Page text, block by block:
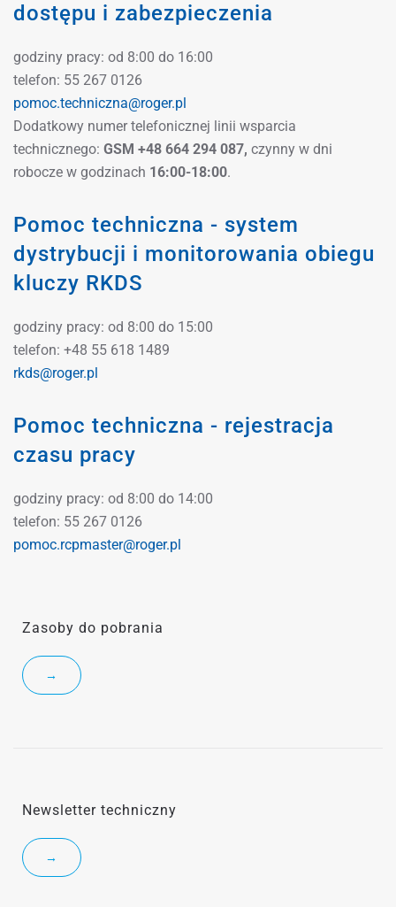
dostępu i zabezpieczenia
godziny pracy: od 8:00 do 16:00
telefon: 55 267 0126
pomoc.techniczna@roger.pl
Dodatkowy numer telefonicznej linii wsparcia
technicznego: GSM +48 664 294 087, czynny w dni
robocze w godzinach 16:00-18:00.
Pomoc techniczna - system
dystrybucji i monitorowania obiegu
kluczy RKDS
godziny pracy: od 8:00 do 15:00
telefon: +48 55 618 1489
rkds@roger.pl
Pomoc techniczna - rejestracja
czasu pracy
godziny pracy: od 8:00 do 14:00
telefon: 55 267 0126
pomoc.rcpmaster@roger.pl
Zasoby do pobrania
→
Newsletter techniczny
→